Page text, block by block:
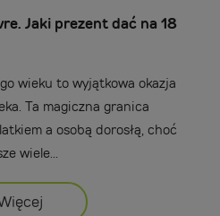
Jaki prezent dać na 18
wieku to wyjątkowa okazja
Ta magiczna granica
a osobą dorosłą, choć
wiele...